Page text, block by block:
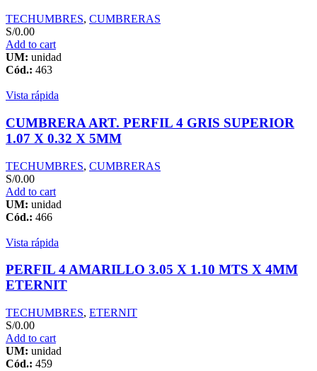
TECHUMBRES, CUMBRERAS
S/0.00
Add to cart
UM: unidad
Cód.: 463
Vista rápida
CUMBRERA ART. PERFIL 4 GRIS SUPERIOR
1.07 X 0.32 X 5MM
TECHUMBRES, CUMBRERAS
S/0.00
Add to cart
UM: unidad
Cód.: 466
Vista rápida
PERFIL 4 AMARILLO 3.05 X 1.10 MTS X 4MM
ETERNIT
TECHUMBRES, ETERNIT
S/0.00
Add to cart
UM: unidad
Cód.: 459